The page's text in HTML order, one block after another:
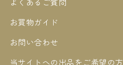
お買物ガイド
お問い合わせ
当サイトへの出品をご希望の方